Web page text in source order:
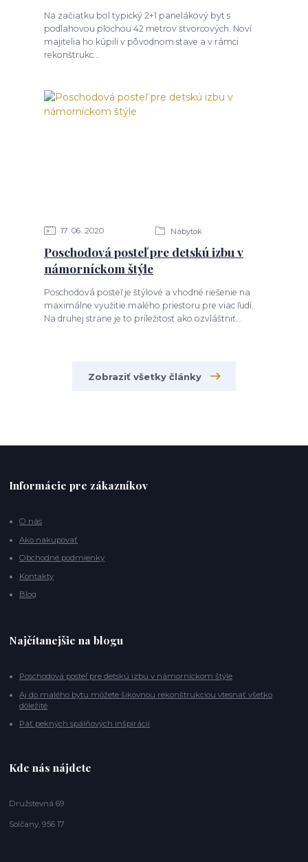
Na začiatku bol typický 2+1 panelákový byt s
podlahovou plochou 42 metrov štvorcových. Noví
majitelia ho kúpili v pôvodnom stave a v rámci
rekonštrukc...
17 06 2020 Nábytok
Poschodová posteľ pre detskú izbu v
námorníckom štýle
Poschodová posteľ je štýlové a vhodné riešenie na
maximálne využitie malého priestoru pre viac ľudí.
Na druhej strane je to príležitosť ako ozvláštniť...
Zobraziť všetky články
Informácie pre zákazníkov
O nás
Ako nakupovať
Obchodné podmienky
Kontakty
Blog
Najčítanejšie na blogu
Poschodová posteľ pre detskú izbu v námorníckom štýle
Aj do malého bytu môžete šikovnou rekonštrukciou vtesnať všetko
dôležité
Päť pekných spálňových inšpirácií
Kde nás nájdete
Družstevná 69
Solčany, 956 17